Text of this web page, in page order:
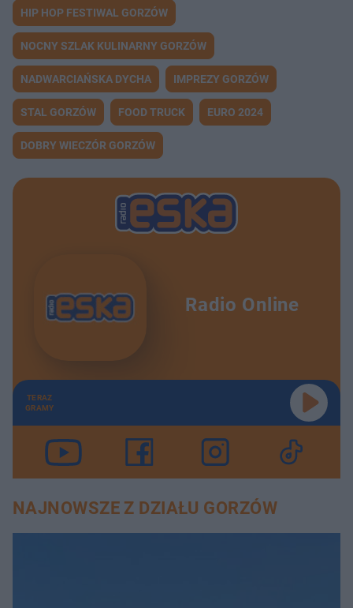
HIP HOP FESTIWAL GORZÓW
NOCNY SZLAK KULINARNY GORZÓW
NADWARCIAŃSKA DYCHA IMPREZY GORZÓW
STAL GORZÓW FOOD TRUCK EURO 2024
DOBRY WIECZÓR GORZÓW
Radio Online
TERAZ
GRAMY
NAJNOWSZE Z DZIAŁU GORZÓW